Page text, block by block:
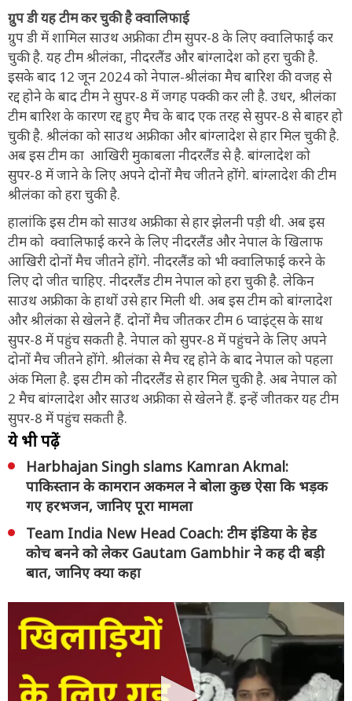
ग्रुप डी यह टीम कर चुकी है क्वालिफाई
ग्रुप डी में शामिल साउथ अफ्रीका टीम सुपर-8 के लिए क्वालिफाई कर
चुकी है. यह टीम श्रीलंका, नीदरलैंड और बांग्लादेश को हरा चुकी है.
इसके बाद 12 जून 2024 को नेपाल-श्रीलंका मैच बारिश की वजह से
रद्द होने के बाद टीम ने सुपर-8 में जगह पक्की कर ली है. उधर, श्रीलंका
टीम बारिश के कारण रद्द हुए मैच के बाद एक तरह से सुपर-8 से बाहर हो
चुकी है. श्रीलंका को साउथ अफ्रीका और बांग्लादेश से हार मिल चुकी है.
अब इस टीम का आखिरी मुकाबला नीदरलैंड से है. बांग्लादेश को
सुपर-8 में जाने के लिए अपने दोनों मैच जीतने होंगे. बांग्लादेश की टीम
श्रीलंका को हरा चुकी है.
हालांकि इस टीम को साउथ अफ्रीका से हार झेलनी पड़ी थी. अब इस
टीम को क्वालिफाई करने के लिए नीदरलैंड और नेपाल के खिलाफ
आखिरी दोनों मैच जीतने होंगे. नीदरलैंड को भी क्वालिफाई करने के
लिए दो जीत चाहिए. नीदरलैंड टीम नेपाल को हरा चुकी है. लेकिन
साउथ अफ्रीका के हाथों उसे हार मिली थी. अब इस टीम को बांग्लादेश
और श्रीलंका से खेलने हैं. दोनों मैच जीतकर टीम 6 प्वाइंट्स के साथ
सुपर-8 में पहुंच सकती है. नेपाल को सुपर-8 में पहुंचने के लिए अपने
दोनों मैच जीतने होंगे. श्रीलंका से मैच रद्द होने के बाद नेपाल को पहला
अंक मिला है. इस टीम को नीदरलैंड से हार मिल चुकी है. अब नेपाल को
2 मैच बांग्लादेश और साउथ अफ्रीका से खेलने हैं. इन्हें जीतकर यह टीम
सुपर-8 में पहुंच सकती है.
ये भी पढ़ें
Harbhajan Singh slams Kamran Akmal:
पाकिस्तान के कामरान अकमल ने बोला कुछ ऐसा कि भड़क
गए हरभजन, जानिए पूरा मामला
Team India New Head Coach: टीम इंडिया के हेड
कोच बनने को लेकर Gautam Gambhir ने कह दी बड़ी
बात, जानिए क्या कहा